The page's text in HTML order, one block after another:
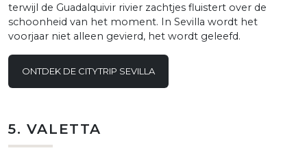
terwijl de Guadalquivir rivier zachtjes fluistert over de
schoonheid van het moment. In Sevilla wordt het
voorjaar niet alleen gevierd, het wordt geleefd.
ONTDEK DE CITYTRIP SEVILLA
5. VALETTA